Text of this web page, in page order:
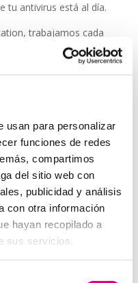
usan para personalizar
funciones de redes
compartimos
del sitio web con
publicidad y análisis
con otra información
hayan recopilado a
sus servicios.
tu antivirus está al día.
trabajamos cada
confían su seguridad
que un
una pérdida de
trabajamos cada
confían su seguridad
que un
una pérdida de
, con más de
de un equipo de